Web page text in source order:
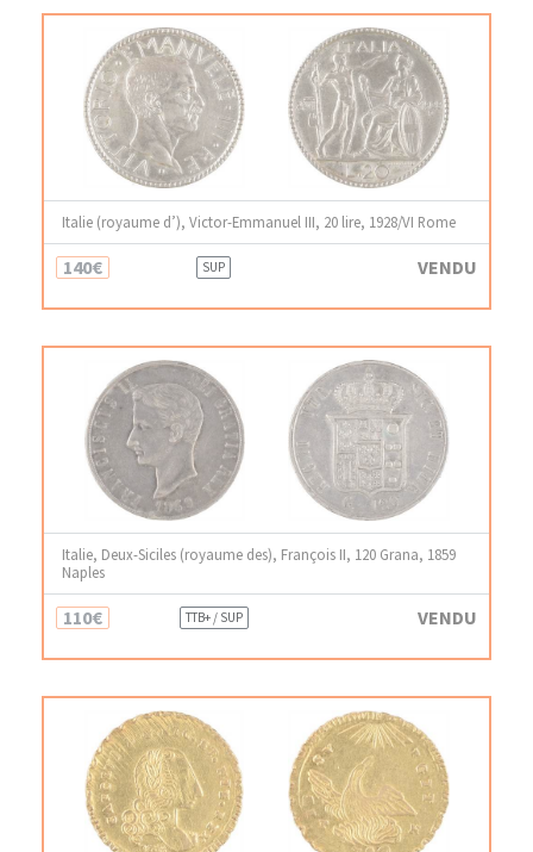
Italie (royaume d’), Victor-Emmanuel III, 20 lire, 1928/VI Rome
140€ SUP VENDU
Italie, Deux-Siciles (royaume des), François II, 120 Grana, 1859
Naples
110€ TTB+ / SUP VENDU